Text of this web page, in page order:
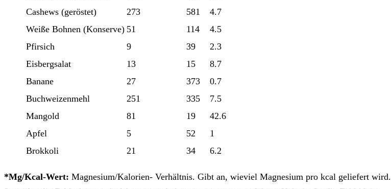
Cashews (geröstet)
273 581
4.7
Weiße Bohnen (Konserve) 51 114
4.5
Pfirsich
9 39
2.3
Eisbergsalat
13 15
8.7
Banane
27 373
0.7
Buchweizenmehl
251 335
7.5
Mangold
81 19
42.6
Apfel
5 52
1
Brokkoli
21 34 6.2
*Mg/Kcal-Wert: Magnesium/Kalorien- Verhältnis. Gibt an, wieviel Magnesium pro kcal geliefert wird.